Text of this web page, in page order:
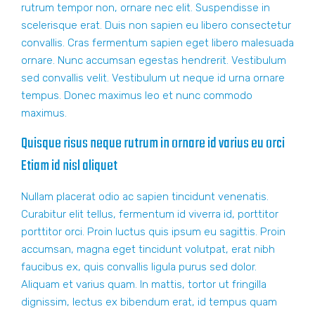
rutrum tempor non, ornare nec elit. Suspendisse in
scelerisque erat. Duis non sapien eu libero consectetur
convallis. Cras fermentum sapien eget libero malesuada
ornare. Nunc accumsan egestas hendrerit. Vestibulum
sed convallis velit. Vestibulum ut neque id urna ornare
tempus. Donec maximus leo et nunc commodo
maximus.
Quisque risus neque rutrum in ornare id varius eu orci
Etiam id nisl aliquet
Nullam placerat odio ac sapien tincidunt venenatis.
Curabitur elit tellus, fermentum id viverra id, porttitor
porttitor orci. Proin luctus quis ipsum eu sagittis. Proin
accumsan, magna eget tincidunt volutpat, erat nibh
faucibus ex, quis convallis ligula purus sed dolor.
Aliquam et varius quam. In mattis, tortor ut fringilla
dignissim, lectus ex bibendum erat, id tempus quam